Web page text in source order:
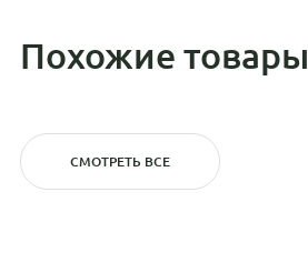
Похожие товары
СМОТРЕТЬ ВСЕ